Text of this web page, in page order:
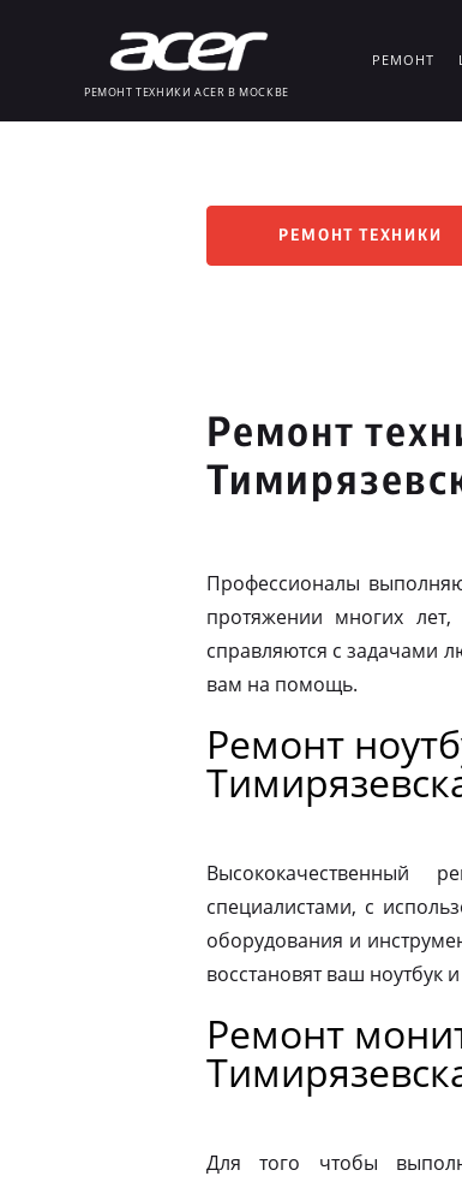
РЕМОНТ ТЕХНИКИ ACER В МОСКВЕ
РЕМОНТ
РЕМОНТ ТЕХНИКИ
Ремонт
Профессионалы
протяжении многих лет,
справляются с задачами
вам на помощь.
Ремонт
Высококачественный
специалистами, с
оборудования и
восстановят ваш ноутбук
Ремонт
Для того чтобы